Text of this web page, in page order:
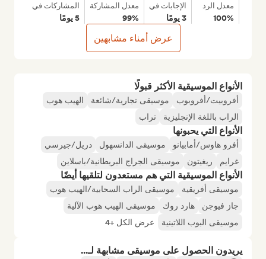
الأنواع الموسيقية الأكثر قبولًا
أفروبيت/أفروبوب موسيقى تجارية/شائعة
الهيب هوب
الراب باللغة الإنجليزية
تراب
الأنواع التي يحبونها
أفرو هاوس/أمابيانو موسيقى الدانسهول
دريل/جيرسي
غرايم
ريغيتون موسيقى الجراج البريطانية/باسلاين
الأنواع الموسيقية التي هم مستعدون لتلقيها أيضًا
موسيقى أفريقية
موسيقى الراب السحابية/الهيب هوب
جاز فيوجن
هارد روك
موسيقى الهيب هوب الآلية
موسيقى البوب اللاتينية
عرض الكل +4
يريدون الحصول على موسيقى مشابهة لـ...
معدل الرد
100%
الإجابات في
3 يومًا
معدل المشاركة
99%
المشاركات في
5 يومًا
عرض أمناء مشابهين